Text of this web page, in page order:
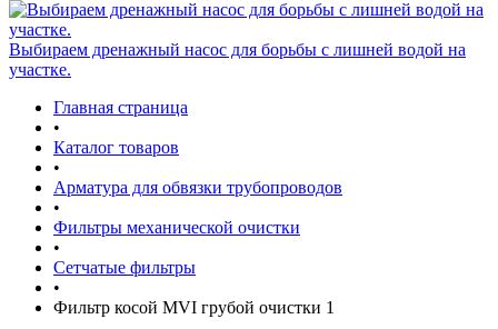
Выбираем дренажный насос для борьбы с лишней водой на
участке.
Главная страница
•
Каталог товаров
•
Арматура для обвязки трубопроводов
•
Фильтры механической очистки
•
Сетчатые фильтры
•
Фильтр косой MVI грубой очистки 1